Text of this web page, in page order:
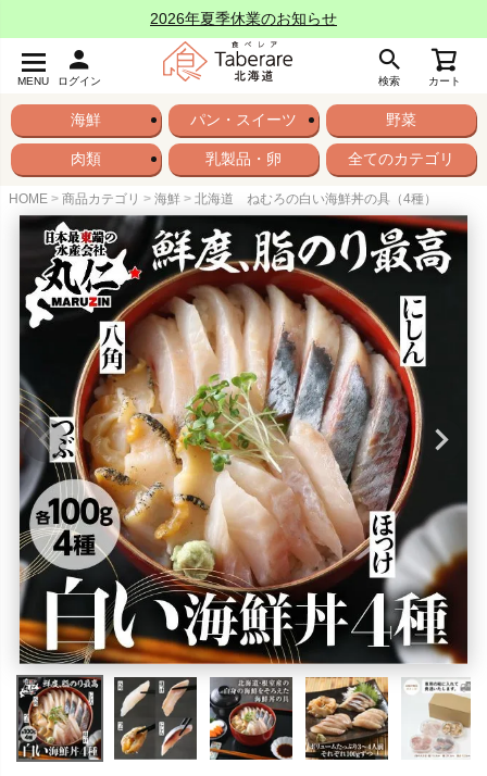
2026年夏季休業のお知らせ
MENU ログイン 検索 カート
海鮮 パン・スイーツ 野菜
肉類 乳製品・卵 全てのカテゴリ
HOME 商品カテゴリ 海鮮 北海道 ねむろの白い海鮮丼の具（4種）